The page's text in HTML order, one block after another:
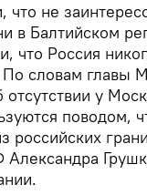
что не
в Балтийском
что Россия
словам главы
у
поводом,
российских